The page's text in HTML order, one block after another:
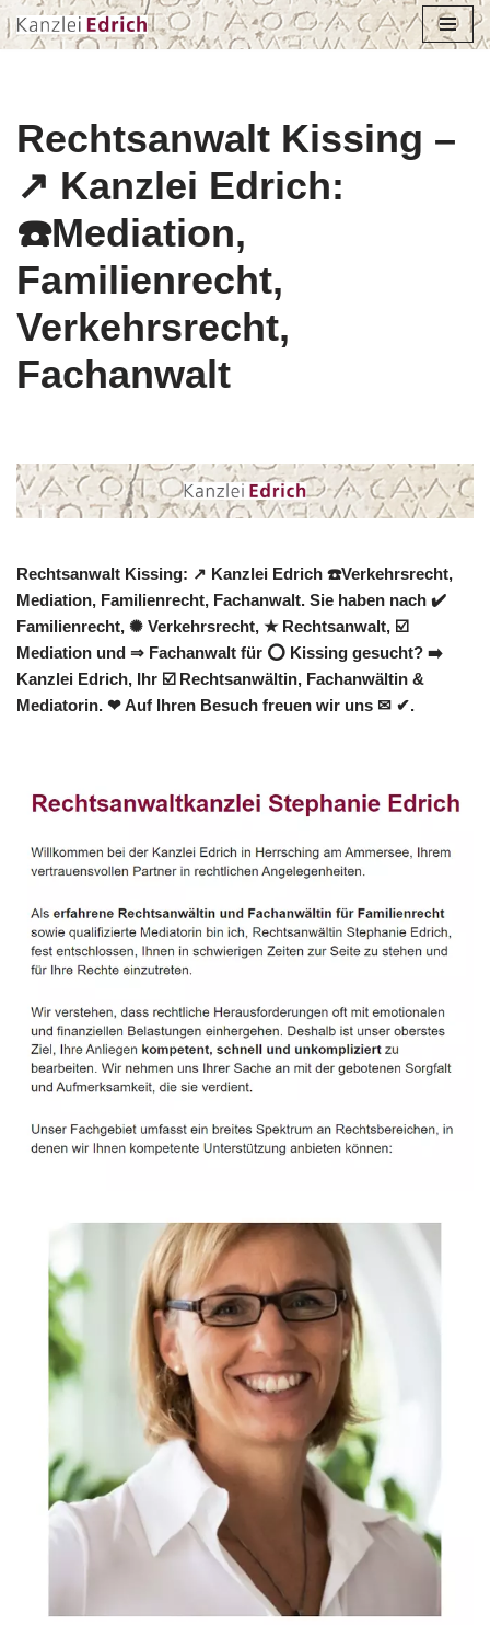
Rechtsanwalt Kissing –
↗️ Kanzlei Edrich:
☎️Mediation,
Familienrecht,
Verkehrsrecht,
Fachanwalt
Rechtsanwalt Kissing: ↗️ Kanzlei Edrich ☎️Verkehrsrecht,
Mediation, Familienrecht, Fachanwalt. Sie haben nach ✔️
Familienrecht, ✺ Verkehrsrecht, ★ Rechtsanwalt, ☑️
Mediation und ⇒ Fachanwalt für ⭕ Kissing gesucht? ➡️
Kanzlei Edrich, Ihr ☑️ Rechtsanwältin, Fachanwältin &
Mediatorin. ❤ Auf Ihren Besuch freuen wir uns ✉ ✔.